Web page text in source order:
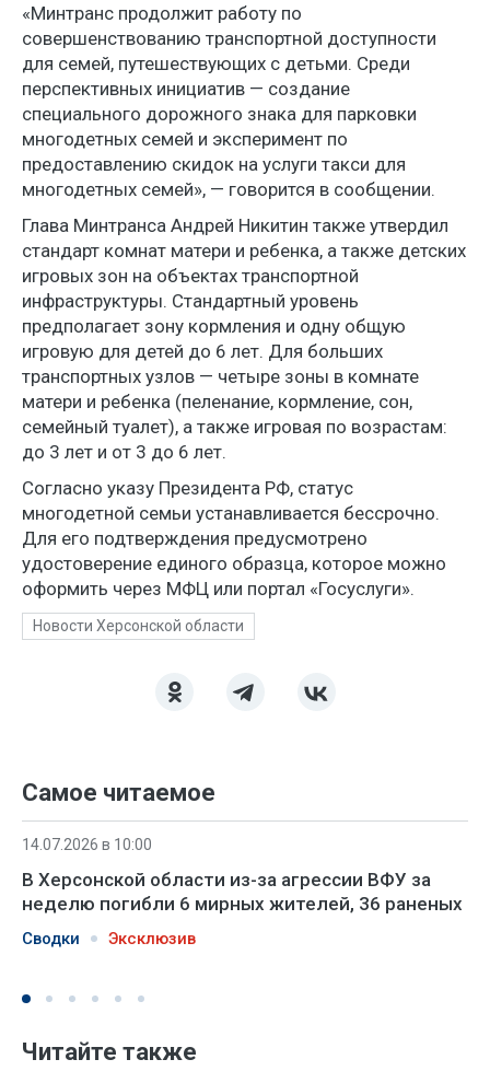
«Минтранс продолжит работу по
совершенствованию транспортной доступности
для семей, путешествующих с детьми. Среди
перспективных инициатив — создание
специального дорожного знака для парковки
многодетных семей и эксперимент по
предоставлению скидок на услуги такси для
многодетных семей», — говорится в сообщении.
Глава Минтранса Андрей Никитин также утвердил
стандарт комнат матери и ребенка, а также детских
игровых зон на объектах транспортной
инфраструктуры. Стандартный уровень
предполагает зону кормления и одну общую
игровую для детей до 6 лет. Для больших
транспортных узлов — четыре зоны в комнате
матери и ребенка (пеленание, кормление, сон,
семейный туалет), а также игровая по возрастам:
до 3 лет и от 3 до 6 лет.
Согласно указу Президента РФ, статус
многодетной семьи устанавливается бессрочно.
Для его подтверждения предусмотрено
удостоверение единого образца, которое можно
оформить через МФЦ или портал «Госуслуги».
Новости Херсонской области
Самое читаемое
14.07.2026 в 10:00
В Херсонской области из-за агрессии ВФУ за
неделю погибли 6 мирных жителей, 36 раненых
Сводки Эксклюзив
Читайте также